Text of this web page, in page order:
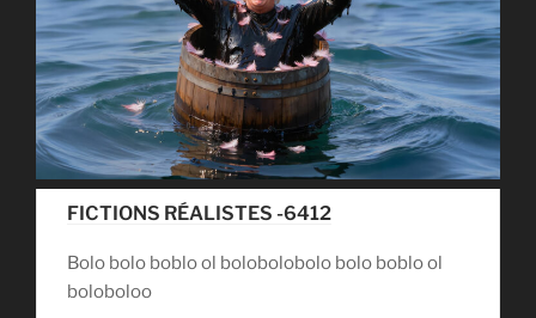
FICTIONS RÉALISTES -6412
Bolo bolo boblo ol bolobolobolo bolo boblo ol
boloboloo